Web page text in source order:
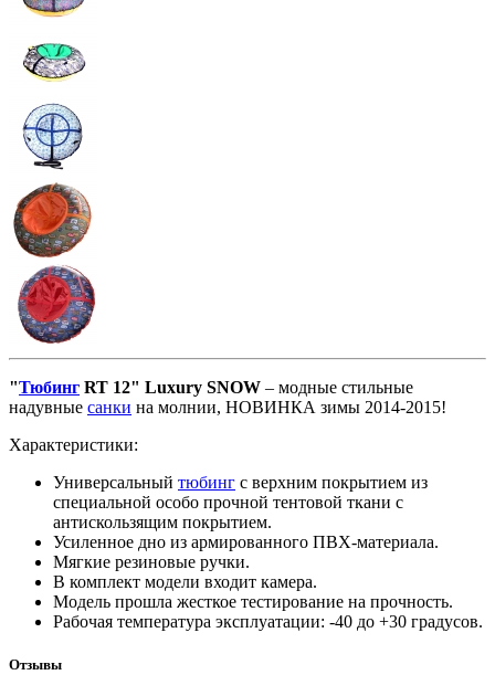
"Тюбинг RT 12" Luxury SNOW – модные стильные
надувные санки на молнии, НОВИНКА зимы 2014-2015!
Характеристики:
Универсальный тюбинг с верхним покрытием из
специальной особо прочной тентовой ткани с
антискользящим покрытием.
Усиленное дно из армированного ПВХ-материала.
Мягкие резиновые ручки.
В комплект модели входит камера.
Модель прошла жесткое тестирование на прочность.
Рабочая температура эксплуатации: -40 до +30 градусов.
Отзывы